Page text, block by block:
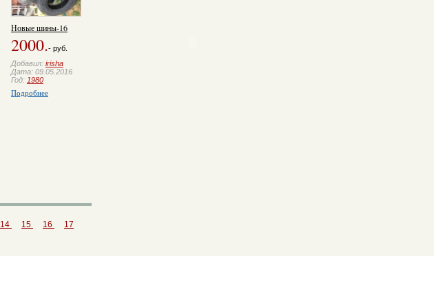
Новые шины-16
2000.- руб.
Добавил: irisha
Дата: 09.05.2016
Год: 1980
Подробнее
14 15 16
17